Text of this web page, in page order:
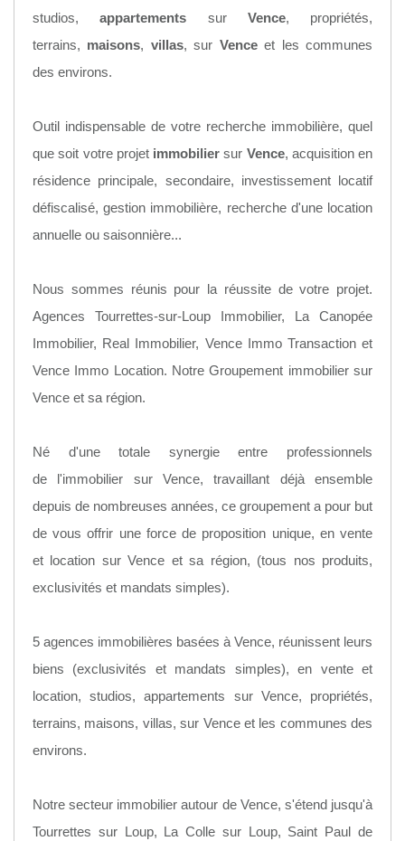
studios,appartements sur Vence, propriétés,
terrains, maisons, villas, sur Venceet les communes
des environs.
Outil indispensable de votre recherche immobilière, quel
que soit votre projet immobilier sur Vence, acquisition en
résidence principale, secondaire, investissement locatif
défiscalisé, gestion immobilière, recherche d'une location
annuelle ou saisonnière...
Nous sommes réunis pour la réussite de votre projet.
Agences Tourrettes-sur-Loup Immobilier, La Canopée
Immobilier, Real Immobilier, Vence Immo Transaction et
Vence Immo Location. Notre Groupement immobilier sur
Vence et sa région.
Né d'une totale synergie entre professionnels
de l'immobilier sur Vence, travaillant déjà ensemble
depuis de nombreuses années, ce groupement a pour but
de vous offrir une force de proposition unique, en vente
et location sur Vence et sa région, (tous nos produits,
exclusivités et mandats simples).
5 agences immobilières basées à Vence, réunissent leurs
biens (exclusivités et mandats simples), en vente et
location, studios, appartements sur Vence, propriétés,
terrains, maisons, villas, sur Vence et les communes des
environs.
Notre secteur immobilier autour de Vence, s'étend jusqu'à
Tourrettes sur Loup, La Colle sur Loup, Saint Paul de